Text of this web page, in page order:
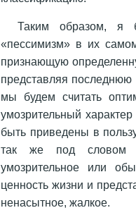
Таким образом, я
«пессимизм» в их
признающую
представляя последнюю
мы будем считать
умозрительный
быть приведены в
так же под
умозрительное или
ценность жизни и
ненасытное, жалкое.